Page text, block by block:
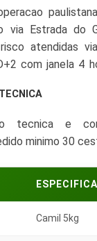
via Estrada do
atendidas
com janela 4
tecnica e
minimo 30
Camil 5kg